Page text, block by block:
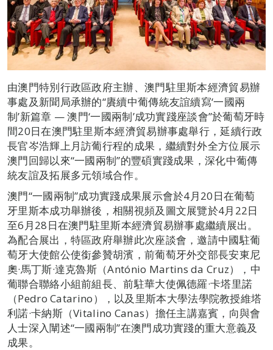
由澳門特別行政區政府主辦、澳門駐里斯本經濟貿易辦
事處及新聞局承辦的“賡續中葡傳統友誼續寫‘一國兩
制’新篇章 — 澳門‘一國兩制’成功實踐座談會”於葡萄牙時
間20日在澳門駐里斯本經濟貿易辦事處舉行，延續行政
長官岑浩輝上月訪葡行程的成果，繼續對外全方位展示
澳門回歸以來“一國兩制”的豐碩實踐成果，深化中葡傳
統友誼及拓展多元領域合作。
澳門“一國兩制”成功實踐成果展示會於4月20日在葡萄
牙里斯本成功舉辦後，相關視頻及圖文展覽於4月22日
至6月28日在澳門駐里斯本經濟貿易辦事處繼續展出。
為配合展出，特區政府舉辦此次座談會，邀請中國駐葡
萄牙大使館公使銜參贊胡濱，前葡萄牙外交部長安東尼
奧·馬丁斯·達克魯斯（António Martins da Cruz），中
葡聯合聯絡小組前組長、前駐華大使佩德羅·卡塔里諾
（Pedro Catarino），以及里斯本大學法學院教授維塔
利諾·卡納斯（Vitalino Canas）擔任主講嘉賓，向與會
人士深入闡述“一國兩制”在澳門成功實踐的重大意義及
成果。